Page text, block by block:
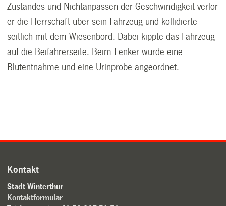
Zustandes und Nichtanpassen der Geschwindigkeit verlor
er die Herrschaft über sein Fahrzeug und kollidierte
seitlich mit dem Wiesenbord. Dabei kippte das Fahrzeug
auf die Beifahrerseite. Beim Lenker wurde eine
Blutentnahme und eine Urinprobe angeordnet.
Kontakt
Stadt Winterthur
Kontaktformular